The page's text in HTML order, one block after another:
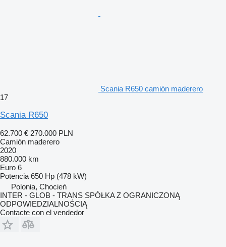
Scania R650 camión maderero
17
Scania R650
62.700 € 270.000 PLN
Camión maderero
2020
880.000 km
Euro 6
Potencia 650 Hp (478 kW)
Polonia, Chocień
INTER - GLOB - TRANS SPÓŁKA Z OGRANICZONĄ
ODPOWIEDZIALNOŚCIĄ
Contacte con el vendedor